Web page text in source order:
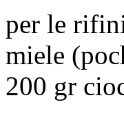
per le
miele
200 gr